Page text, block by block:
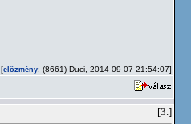
[előzmény: (8661) Duci, 2014-09-07 21:54:07]
[3.]